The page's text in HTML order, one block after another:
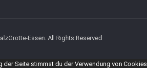
Essen. All Rights Reserved
der Seite stimmst du der Verwendung von Cookies